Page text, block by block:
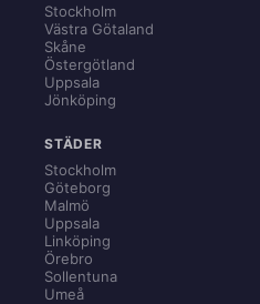
Stockholm
Västra Götaland
Skåne
Östergötland
Uppsala
Jönköping
STÄDER
Stockholm
Göteborg
Malmö
Uppsala
Linköping
Örebro
Sollentuna
Umeå